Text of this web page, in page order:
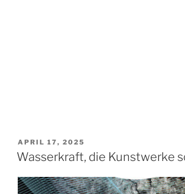
VERÖFFENTLICHT
AM
APRIL 17, 2025
Wasserkraft, die Kunstwerke